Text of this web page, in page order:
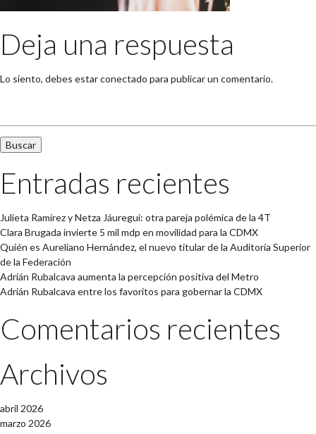
Deja una respuesta
Lo siento, debes estarconectado para publicar un comentario.
Entradas recientes
Julieta Ramírez y Netza Jáuregui: otra pareja polémica de la 4T
Clara Brugada invierte 5 mil mdp en movilidad para la CDMX
Quién es Aureliano Hernández, el nuevo titular de la Auditoría Superior
de la Federación
Adrián Rubalcava aumenta la percepción positiva del Metro
Adrián Rubalcava entre los favoritos para gobernar la CDMX
Comentarios recientes
Archivos
abril 2026
marzo 2026